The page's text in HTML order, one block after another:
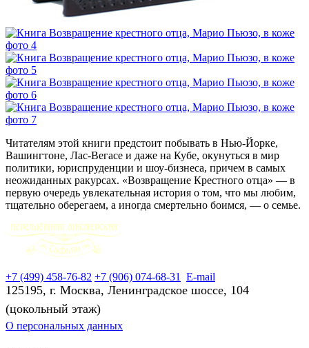
Читателям этой книги предстоит побывать в Нью-Йорке,
Вашингтоне, Лас-Вегасе и даже на Кубе, окунуться в мир
политики, юриспруденции и шоу-бизнеса, причем в самых
неожиданных ракурсах. «Возвращение Крестного отца» — в
первую очередь увлекательная история о том, что мы любим,
тщательно оберегаем, а иногда смертельно боимся, — о семье.
+7 (499) 458-76-82 +7 (906) 074-68-31 E-mail
125195, г. Москва, Ленинградское шоссе, 104
(цокольный этаж)
О персональных данных